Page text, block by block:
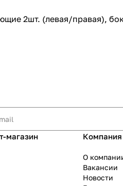
2шт. (левая/правая),
магазин Компания
О
Вакансии
Новости